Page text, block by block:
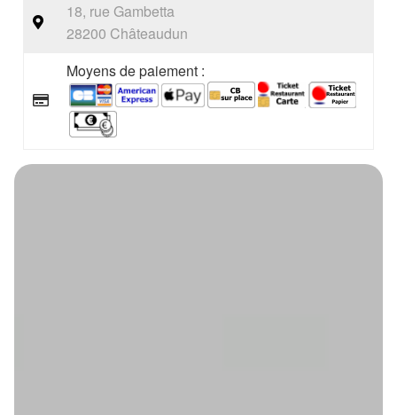
18, rue Gambetta
28200 Châteaudun
Moyens de paiement :